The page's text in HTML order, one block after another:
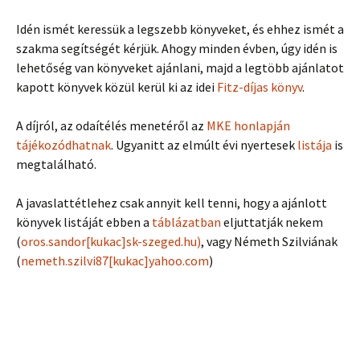
Idén ismét keressük a legszebb könyveket, és ehhez ismét a
szakma segítségét kérjük. Ahogy minden évben, úgy idén is
lehetőség van könyveket ajánlani, majd a legtöbb ajánlatot
kapott könyvek közül kerül ki az idei Fitz-díjas könyv.
A díjról, az odaítélés menetéről az MKE honlapján
tájékozódhatnak. Ugyanitt az elmúlt évi nyertesek listája is
megtalálható.
A javaslattétlehez csak annyit kell tenni, hogy a ajánlott
könyvek listáját ebben a táblázatban eljuttatják nekem
(oros.sandor[kukac]sk-szeged.hu), vagy Németh Szilviának
(nemeth.szilvi87[kukac]yahoo.com)